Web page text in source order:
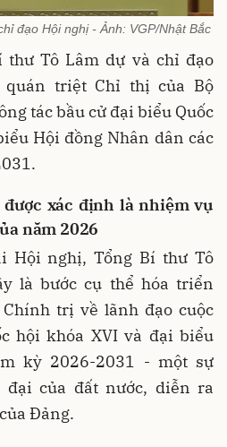
đạo Hội nghị - Ảnh: VGP/Nhật Bắc
thư Tô Lâm dự và chỉ đạo
quán triệt Chỉ thị của Bộ
tác bầu cử đại biểu Quốc
Hội đồng Nhân dân các
được xác định là nhiệm vụ
năm 2026
Hội nghị, Tổng Bí thư Tô
là bước cụ thể hóa triển
trị về lãnh đạo cuộc
hội khóa XVI và đại biểu
kỳ 2026-2031 - một sự
của đất nước, diễn ra
Đảng.